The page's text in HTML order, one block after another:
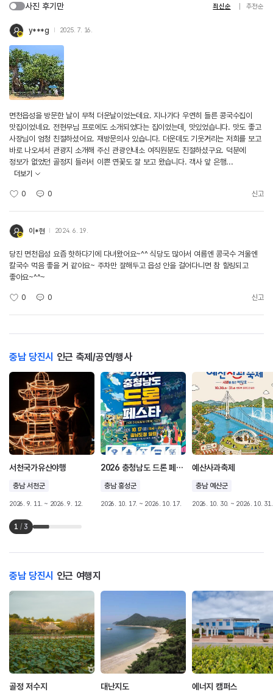
사진 후기만 최신순 추천순
y***g 2025. 7. 16.
면천읍성을 방문한 날이 무척 더운날이었는데요. 지나가다 우연히 들른 콩국수집이
맛집이었네요. 전현무님 프로에도 소개되었다는 집이었는데, 맛있었습니다. 맛도 좋고
사장님이 엄청 친절하셨어요. 재방문의사 있습니다. 더운데도 기웃거리는 저희를 보고
바로 나오셔서 관광지 소개해 주신 관광안내소 여직원분도 친절하셨구요. 덕분에
정보가 없었던 골정지 들러서 이쁜 연꽃도 잘 보고 왔습니다. 객사 앞 은행...
더보기
0 0 신고
이*현 2024. 6. 19.
당진 면천읍성 요즘 핫하다기에 다녀왔어요~^^ 식당도 많아서 여름엔 콩국수 겨울엔
칼국수 먹음 좋을 거 같아요~ 주차만 잘해두고 읍성 안을 걸어다니면 참 힐링되고
좋아요~^^~
0 0 신고
충남 당진시 인근 축제/공연/행사
서천국가유산야행
충남 서천군
2026. 9. 11. ~ 2026. 9. 12.
2026 충청남도 드론 페스타
충남 홍성군
2026. 10. 17. ~ 2026. 10. 17.
예산사과축제
충남 예산군
2026. 10. 30. ~ 2026. 10. 31.
1 / 3
충남 당진시 인근 여행지
골정 저수지 대난지도 에너지 캠퍼스